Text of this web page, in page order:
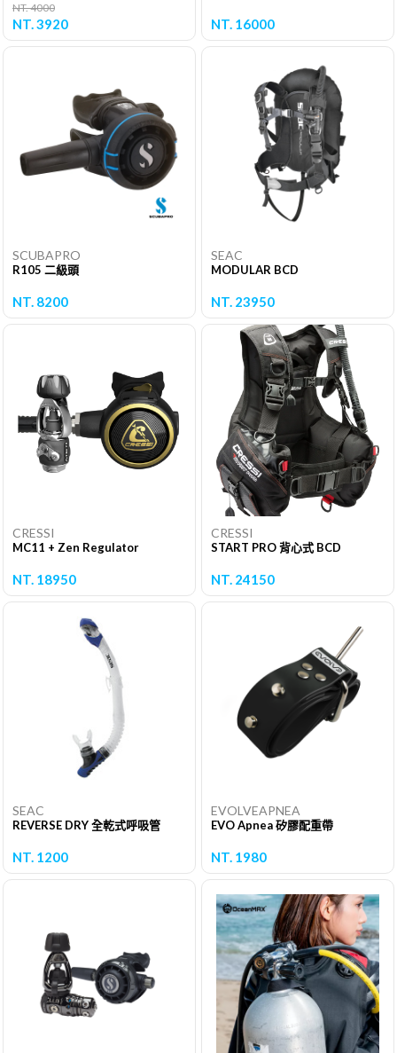
NT. 4000
NT. 3920 NT. 16000
SCUBAPRO
R105 二級頭
NT. 8200
SEAC
MODULAR BCD
NT. 23950
CRESSI
MC11 + Zen Regulator
NT. 18950
CRESSI
START PRO 背心式 BCD
NT. 24150
SEAC
REVERSE DRY 全乾式呼吸管
NT. 1200
EVOLVEAPNEA
EVO Apnea 矽膠配重帶
NT. 1980